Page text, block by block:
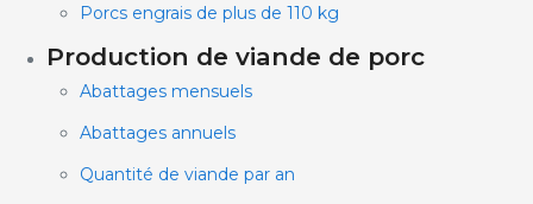
Porcs engrais de plus de 110 kg
Production de viande de porc
Abattages mensuels
Abattages annuels
Quantité de viande par an